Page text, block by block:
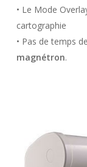
• Le Mode
cartographie
• Pas de temps
magnétron.